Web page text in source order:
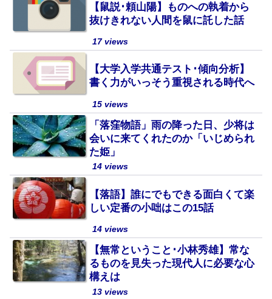
【鼠説･頼山陽】ものへの執着から
抜けきれない人間を鼠に託した話
17 views
【大学入学共通テスト･傾向分析】
書く力がいっそう重視される時代へ
15 views
「落窪物語」雨の降った日、少将は
会いに来てくれたのか「いじめられ
た姫」
14 views
【落語】誰にでもできる面白くて楽
しい定番の小咄はこの15話
14 views
【無常ということ･小林秀雄】常な
るものを見失った現代人に必要な心
構えは
13 views